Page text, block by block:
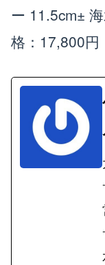
ー 11.5cm±
格：17,800円